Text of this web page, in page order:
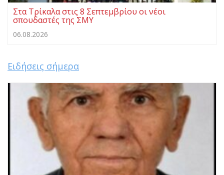
Στα Τρίκαλα στις 8 Σεπτεμβρίου οι νέοι
σπουδαστές της ΣΜΥ
06.08.2026
Ειδήσεις σήμερα